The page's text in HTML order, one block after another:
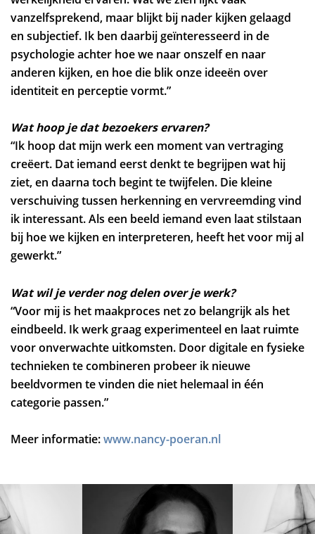
vanzelfsprekend, maar blijkt bij nader kijken gelaagd
en subjectief. Ik ben daarbij geïnteresseerd in de
psychologie achter hoe we naar onszelf en naar
anderen kijken, en hoe die blik onze ideeën over
identiteit en perceptie vormt.”
Wat hoop je dat bezoekers ervaren?
“Ik hoop dat mijn werk een moment van vertraging
creëert. Dat iemand eerst denkt te begrijpen wat hij
ziet, en daarna toch begint te twijfelen. Die kleine
verschuiving tussen herkenning en vervreemding vind
ik interessant. Als een beeld iemand even laat stilstaan
bij hoe we kijken en interpreteren, heeft het voor mij al
gewerkt.”
Wat wil je verder nog delen over je werk?
“Voor mij is het maakproces net zo belangrijk als het
eindbeeld. Ik werk graag experimenteel en laat ruimte
voor onverwachte uitkomsten. Door digitale en fysieke
technieken te combineren probeer ik nieuwe
beeldvormen te vinden die niet helemaal in één
categorie passen.”
Meer informatie:www.nancy-poeran.nl